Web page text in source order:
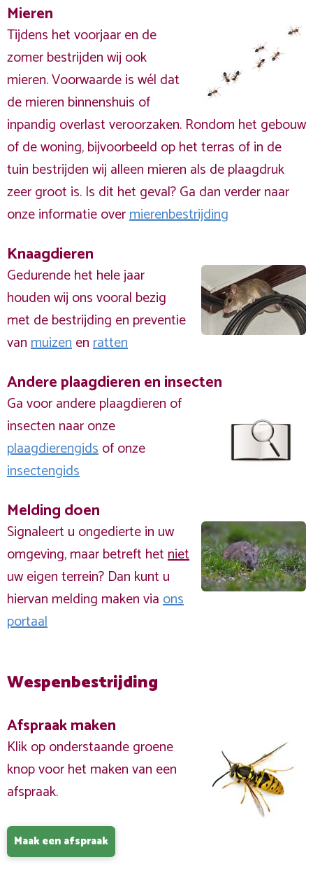
Mieren
Tijdens het voorjaar en de
zomer bestrijden wij ook
mieren. Voorwaarde is wél dat
de mieren binnenshuis of
inpandig overlast veroorzaken. Rondom het gebouw
of de woning, bijvoorbeeld op het terras of in de
tuin bestrijden wij alleen mieren als de plaagdruk
zeer groot is. Is dit het geval? Ga dan verder naar
onze informatie overmierenbestrijding
Knaagdieren
Gedurende het hele jaar
houden wij ons vooral bezig
met de bestrijding en preventie
vanmuizenenratten
Andere plaagdieren en insecten
Ga voor andere plaagdieren of
insecten naar onze
plaagdierengidsof onze
insectengids
Melding doen
Signaleert u ongedierte in uw
omgeving, maar betreft hetniet
uw eigen terrein? Dan kunt u
hiervan melding maken viaons
portaal
Wespenbestrijding
Afspraak maken
Klik op onderstaande groene
knop voor het maken van een
afspraak.
Maak een afspraak